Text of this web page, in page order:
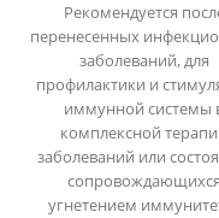
Рекомендуется
перенесенных
заболеваний, для
профилактики и
иммунной системы
комплексной
заболеваний или
сопровождающихся
угнетением